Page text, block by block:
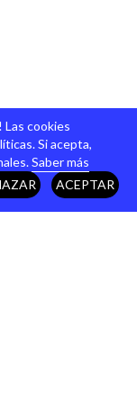
cookies
Si acepta,
Saber más
ACEPTAR